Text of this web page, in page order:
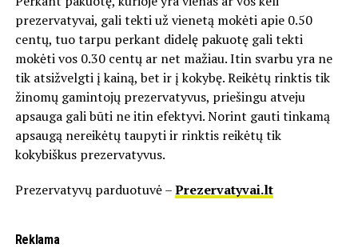
prezervatyvai, gali tekti už vienetą mokėti apie 0.50
centų, tuo tarpu perkant didelę pakuotę gali tekti
mokėti vos 0.30 centų ar net mažiau. Itin svarbu yra ne
tik atsižvelgti į kainą, bet ir į kokybę. Reikėtų rinktis tik
žinomų gamintojų prezervatyvus, priešingu atveju
apsauga gali būti ne itin efektyvi. Norint gauti tinkamą
apsaugą nereikėtų taupyti ir rinktis reikėtų tik
kokybiškus prezervatyvus.
Prezervatyvų parduotuvė –Prezervatyvai.lt
Reklama